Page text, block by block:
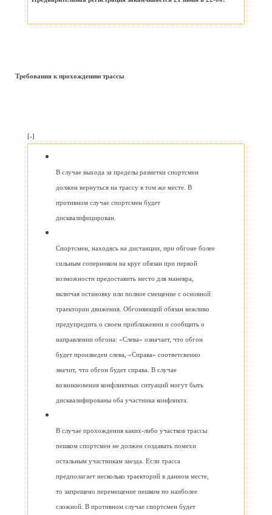
Требования к прохождению трассы
[-]
В случае выхода за пределы разметки спортсмен
должен вернуться на трассу в том же месте. В
противном случае спортсмен будет
дисквалифицирован.
Спортсмен, находясь на дистанции, при обгоне более
сильным соперником на круг обязан при первой
возможности предоставить место для маневра,
включая остановку или полное смещение с основной
траектории движения. Обгоняющий обязан вежливо
предупредить о своем приближении и сообщить о
направлении обгона: «Слева» означает, что обгон
будет произведен слева, «Справа» соответсвенно
значит, что обгон будет справа. В случае
возникновения конфликтных ситуаций могут быть
дисквалифированы оба участника конфликта.
В случае прохождения каких-либо участков трассы
пешком спортсмен не должен создавать помехи
остальным участникам заезда. Если трасса
предполагает несколько траекторий в данном месте,
то запрещено перемещение пешком по наиболее
сложной. В противном случае спортсмен будет